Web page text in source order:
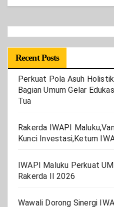
Recent Posts
Perkuat Pola Asuh
Bagian Umum Gelar
Tua
Rakerda IWAPI
Kunci Investasi,Ketum
IWAPI Maluku Perkuat
Rakerda II 2026
Wawali Dorong Sinergi